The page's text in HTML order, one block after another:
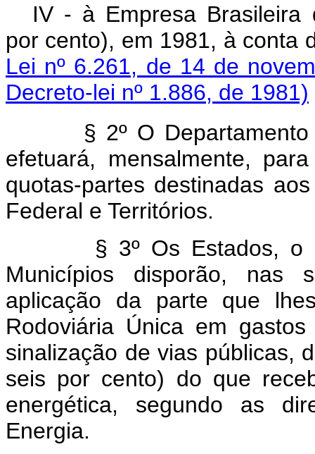
IV - à Empresa Brasileira
por cento), em 1981, à conta
Lei nº 6.261, de 14 de
Decreto-lei nº 1.886, de 1981)
§ 2º O Departamento
efetuará, mensalmente,
quotas-partes destinadas
Federal e Territórios.
§ 3º Os Estados, o
Municípios disporão, nas
aplicação da parte que
Rodoviária Única em
sinalização de vias públicas,
seis por cento) do que
energética, segundo as
Energia.